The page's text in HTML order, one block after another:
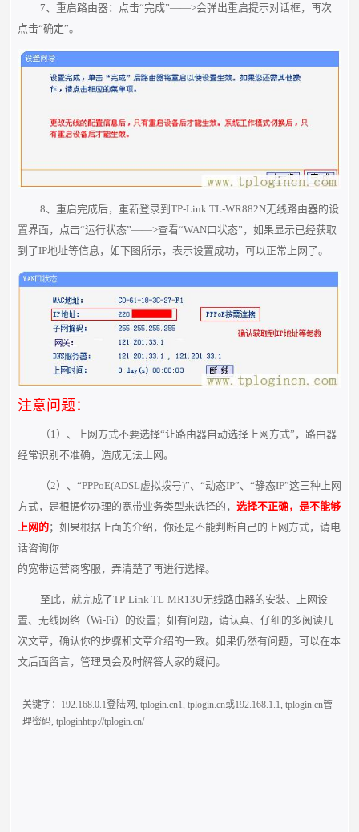
7、重启路由器：点击“完成”——>会弹出重启提示对话框，再次
点击“确定”。
8、重启完成后，重新登录到TP-Link TL-WR882N无线路由器的设
置界面，点击“运行状态”——>查看“WAN口状态”，如果显示已经获取
到了IP地址等信息，如下图所示，表示设置成功，可以正常上网了。
注意问题：
（1）、上网方式不要选择“让路由器自动选择上网方式”，路由器
经常识别不准确，造成无法上网。
（2）、“PPPoE(ADSL虚拟拨号)”、“动态IP”、“静态IP”这三种上网
方式，是根据你办理的宽带业务类型来选择的，选择不正确，是不能够
上网的；如果根据上面的介绍，你还是不能判断自己的上网方式，请电
话咨询你
的宽带运营商客服，弄清楚了再进行选择。
至此，就完成了TP-Link TL-MR13U无线路由器的安装、上网设
置、无线网络（Wi-Fi）的设置；如有问题，请认真、仔细的多阅读几
次文章，确认你的步骤和文章介绍的一致。如果仍然有问题，可以在本
文后面留言，管理员会及时解答大家的疑问。
关键字： 192.168.0.1登陆网 ,tplogin.cn1 ,tplogin.cn或192.168.1.1 ,tplogin.cn管
理密码 ,tploginhttp://tplogin.cn/